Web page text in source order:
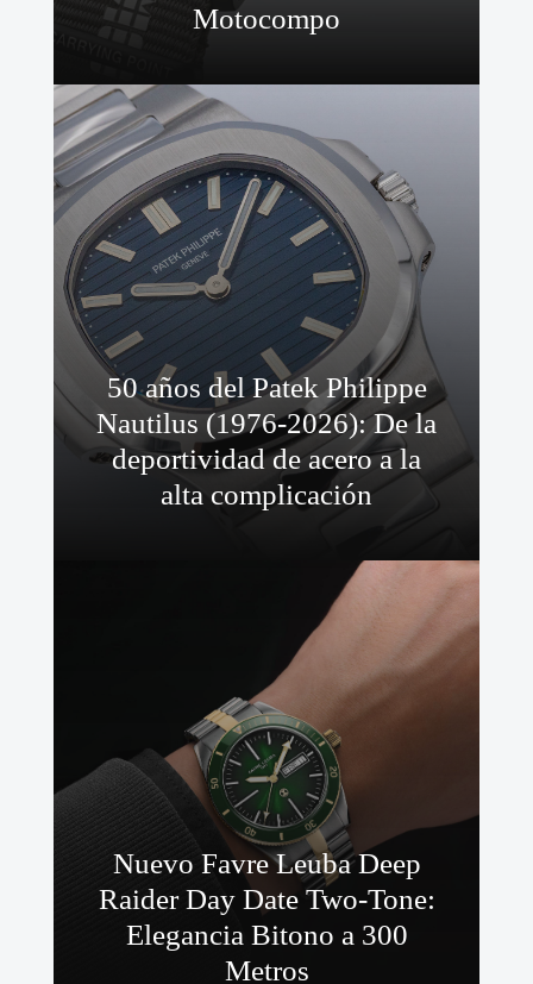
Motocompo
50 años del Patek Philippe
Nautilus (1976-2026): De la
deportividad de acero a la
alta complicación
Nuevo Favre Leuba Deep
Raider Day Date Two-Tone:
Elegancia Bitono a 300
Metros